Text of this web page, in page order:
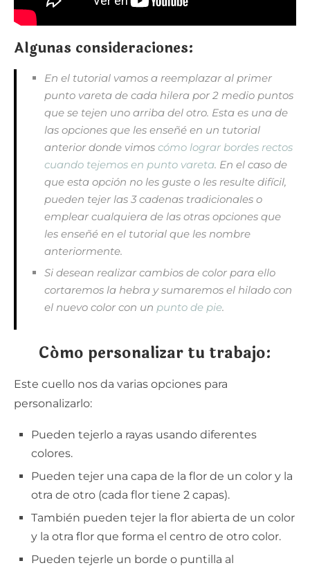
Algunas consideraciones:
En el tutorial vamos a reemplazar al primer
punto vareta de cada hilera por 2 medio puntos
que se tejen uno arriba del otro. Esta es una de
las opciones que les enseñé en un tutorial
anterior donde vimos cómo lograr bordes rectos
cuando tejemos en punto vareta. En el caso de
que esta opción no les guste o les resulte difícil,
pueden tejer las 3 cadenas tradicionales o
emplear cualquiera de las otras opciones que
les enseñé en el tutorial que les nombre
anteriormente.
Si desean realizar cambios de color para ello
cortaremos la hebra y sumaremos el hilado con
el nuevo color con un punto de pie.
Cómo personalizar tu trabajo:
Este cuello nos da varias opciones para
personalizarlo:
Pueden tejerlo a rayas usando diferentes
colores.
Pueden tejer una capa de la flor de un color y la
otra de otro (cada flor tiene 2 capas).
También pueden tejer la flor abierta de un color
y la otra flor que forma el centro de otro color.
Pueden tejerle un borde o puntilla al